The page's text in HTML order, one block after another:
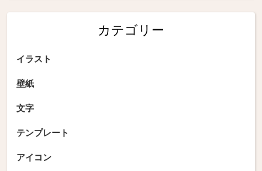
カテゴリー
イラスト
壁紙
文字
テンプレート
アイコン